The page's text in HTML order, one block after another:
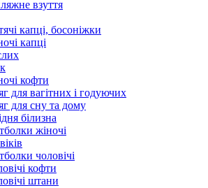
взуття
капці, босоніжки
капці
кофти
для вагітних і годуючих
для сну та дому
білизна
жіночі
чоловічі
кофти
штани